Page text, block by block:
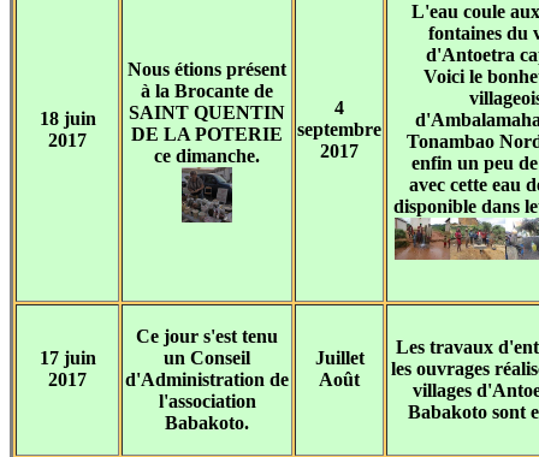
18 juin
2017
Nous étions présent
à la Brocante de
SAINT QUENTIN
DE LA POTERIE
ce dimanche.
4
septembre
2017
L'eau coule
fontaines du
d'Antoetra
Voici le
Tonambao
enfin un peu
avec cette eau
disponible dans
17 juin
2017
Ce jour s'est tenu
un Conseil
d'Administration de
l'association
Babakoto.
Juillet
Août
Les travaux
les ouvrages
villages
Babakoto sont